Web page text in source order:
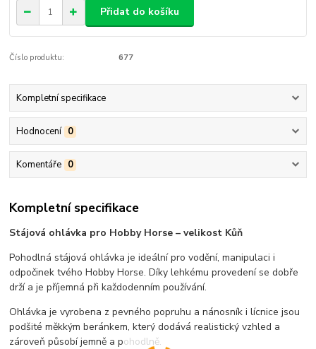
Přidat do košíku
Číslo produktu: 677
Kompletní specifikace
Hodnocení 0
Komentáře 0
Kompletní specifikace
Stájová ohlávka pro Hobby Horse – velikost Kůň
Pohodlná stájová ohlávka je ideální pro vodění, manipulaci i
odpočinek tvého Hobby Horse. Díky lehkému provedení se dobře
drží a je příjemná při každodenním používání.
Ohlávka je vyrobena z pevného popruhu a nánosník i lícnice jsou
podšité měkkým beránkem, který dodává realistický vzhled a
zároveň působí jemně a pohodlně.